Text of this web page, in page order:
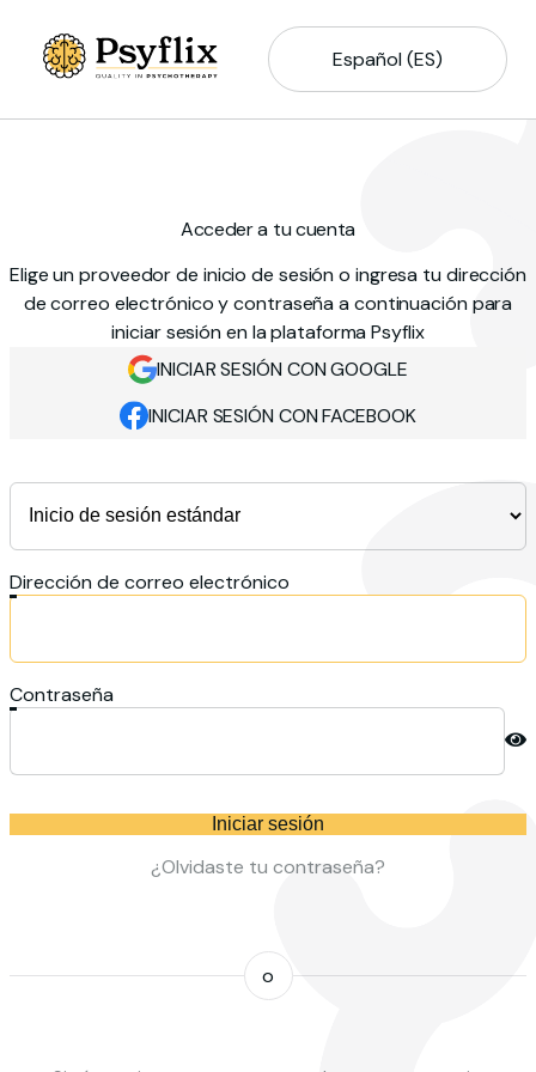
Español (ES)
Acceder a tu cuenta
Elige un proveedor de inicio de sesión o ingresa tu dirección
de correo electrónico y contraseña a continuación para
iniciar sesión en la plataforma Psyflix
INICIAR SESIÓN CON GOOGLE
INICIAR SESIÓN CON FACEBOOK
Dirección de correo electrónico
Contraseña
Iniciar sesión
¿Olvidaste tu contraseña?
o